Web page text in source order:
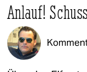
Anlauf!